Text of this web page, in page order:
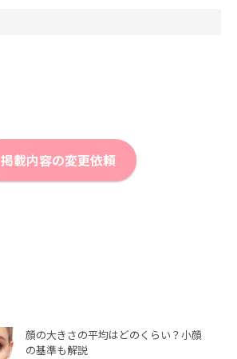
掲載内容の変更依頼
顔の大きさの平均はどのくらい？小顔
の基準も解説